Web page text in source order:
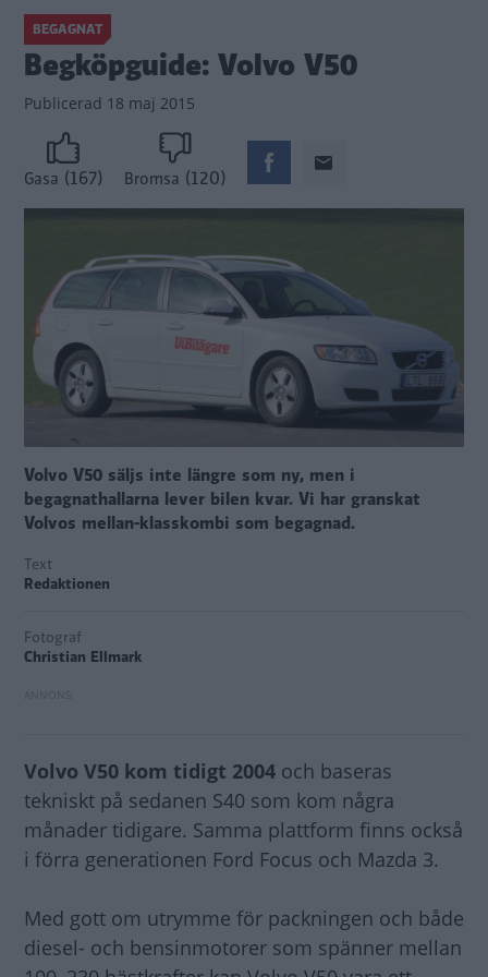
BEGAGNAT
Begköpguide: Volvo V50
Publicerad 18 maj 2015
Gasa (167) Bromsa (120)
Volvo V50 säljs inte längre som ny, men i
begagnathallarna lever bilen kvar. Vi har granskat
Volvos mellan-klasskombi som begagnad.
Text
Redaktionen
Fotograf
Christian Ellmark
Volvo V50 kom tidigt 2004 och baseras
tekniskt på sedanen S40 som kom några
månader tidigare. Samma plattform finns också
i förra generationen Ford Focus och Mazda 3.
Med gott om utrymme för packningen och både
diesel- och bensinmotorer som spänner mellan